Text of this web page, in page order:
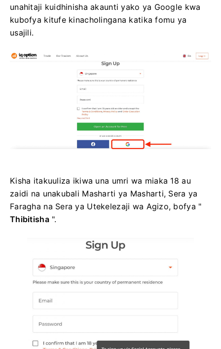
unahitaji kuidhinisha akaunti yako ya Google kwa
kubofya kitufe kinacholingana katika fomu ya
usajili.
Kisha itakuuliza ikiwa una umri wa miaka 18 au
zaidi na unakubali Masharti ya Masharti, Sera ya
Faragha na Sera ya Utekelezaji wa Agizo, bofya "
Thibitisha".